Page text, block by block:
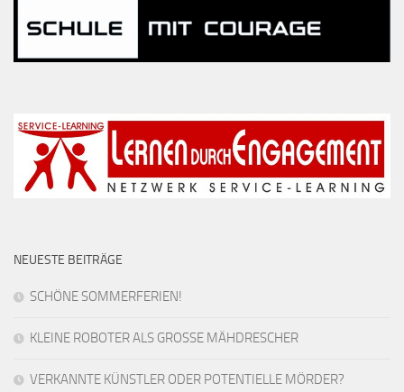
NEUESTE BEITRÄGE
SCHÖNE SOMMERFERIEN!
KLEINE ROBOTER ALS GROSSE MÄHDRESCHER
VERKANNTE KÜNSTLER ODER POTENTIELLE MÖRDER?